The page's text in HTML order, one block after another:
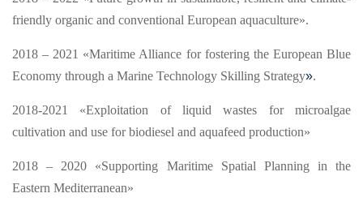
friendly organic and conventional European aquaculture».
2018 – 2021 «Maritime Alliance for fostering the European Blue
Economy through a Marine Technology Skilling Strategy».
2018-2021 «Exploitation of liquid wastes for microalgae
cultivation and use for biodiesel and aquafeed production»
2018 – 2020 «Supporting Maritime Spatial Planning in the
Eastern Mediterranean»